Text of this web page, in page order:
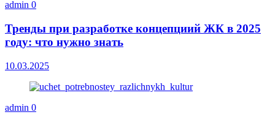
admin 0
Тренды при разработке концепциий ЖК в 2025
году: что нужно знать
10.03.2025
admin 0